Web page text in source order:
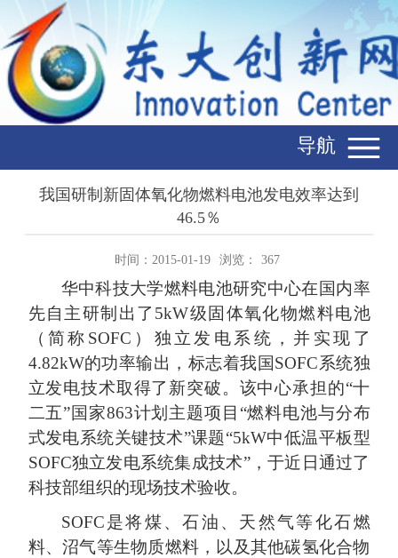
导航
我国研制新固体氧化物燃料电池发电效率达到
46.5％
时间：2015-01-19 浏览： 367
华中科技大学燃料电池研究中心在国内率
先自主研制出了 5kW级固体氧化物燃料电池
（简称 SOFC ）独立发电系统，并实现了
4.82kW的功率输出，标志着我国SOFC系统独
立发电技术取得了新突破。该中心承担的“十
二五”国家863计划主题项目“燃料电池与分布
式发电系统关键技术”课题“5kW中低温平板型
SOFC独立发电系统集成技术”，于近日通过了
科技部组织的现场技术验收。
SOFC是将煤、石油、天然气等化石燃
料、沼气等生物质燃料，以及其他碳氢化合物